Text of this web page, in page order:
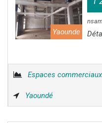
Yaounde
Espaces
Yaoundé